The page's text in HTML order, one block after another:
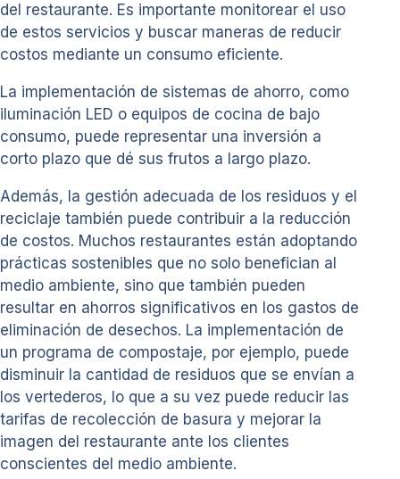
del restaurante. Es importante monitorear el uso
de estos servicios y buscar maneras de reducir
costos mediante un consumo eficiente.
La implementación de sistemas de ahorro, como
iluminación LED o equipos de cocina de bajo
consumo, puede representar una inversión a
corto plazo que dé sus frutos a largo plazo.
Además, la gestión adecuada de los residuos y el
reciclaje también puede contribuir a la reducción
de costos. Muchos restaurantes están adoptando
prácticas sostenibles que no solo benefician al
medio ambiente, sino que también pueden
resultar en ahorros significativos en los gastos de
eliminación de desechos. La implementación de
un programa de compostaje, por ejemplo, puede
disminuir la cantidad de residuos que se envían a
los vertederos, lo que a su vez puede reducir las
tarifas de recolección de basura y mejorar la
imagen del restaurante ante los clientes
conscientes del medio ambiente.